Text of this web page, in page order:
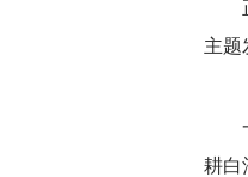
主题
耕白